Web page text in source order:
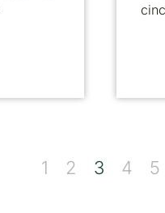
1 2 3 4 5